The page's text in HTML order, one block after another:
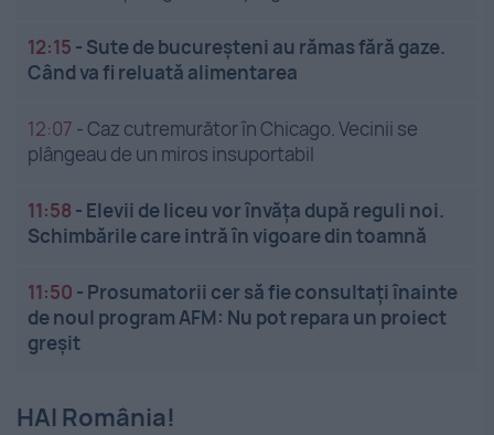
12:15 - Sute de bucureșteni au rămas fără gaze.
Când va fi reluată alimentarea
12:07 -Caz cutremurător în Chicago. Vecinii se
plângeau de un miros insuportabil
11:58 - Elevii de liceu vor învăța după reguli noi.
Schimbările care intră în vigoare din toamnă
11:50 - Prosumatorii cer să fie consultați înainte
de noul program AFM: Nu pot repara un proiect
greșit
HAI România!